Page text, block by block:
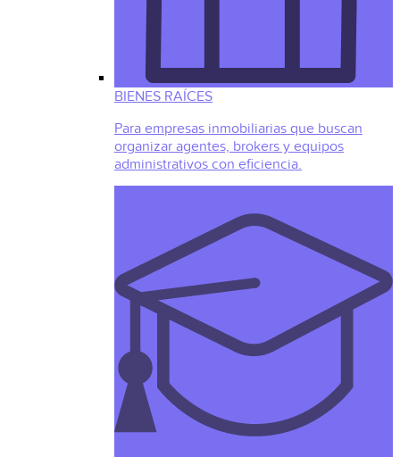
BIENES RAÍCES
Para empresas inmobiliarias que buscan
organizar agentes, brokers y equipos
administrativos con eficiencia.